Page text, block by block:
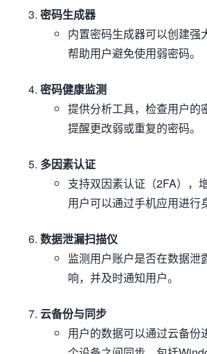
密码生成器
内置密码生成器可以创建强
帮助用户避免使用弱密码。
密码健康监测
提供分析工具，检查用户的
提醒更改弱或重复的密码。
多因素认证
支持双因素认证（2FA），
用户可以通过手机应用进行
数据泄漏扫描仪
监测用户账户是否在数据泄
响，并及时通知用户。
云备份与同步
用户的数据可以通过云备份